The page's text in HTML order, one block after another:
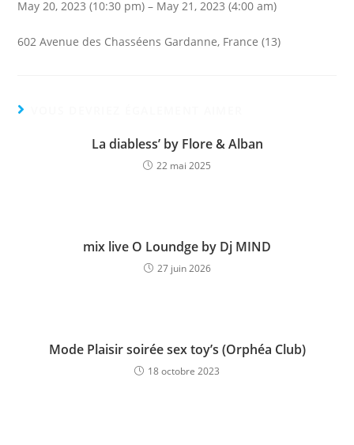
May 20, 2023 (10:30 pm) – May 21, 2023 (4:00 am)
602 Avenue des Chasséens Gardanne, France (13)
La diabless’ by Flore & Alban
22 mai 2025
mix live O Loundge by Dj MIND
27 juin 2026
Mode Plaisir soirée sex toy’s (Orphéa Club)
18 octobre 2023